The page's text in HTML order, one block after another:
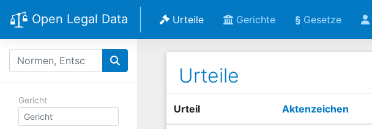
Open Legal Data Urteile Gerichte § Gesetze
Gericht
Urteile
Urteil Aktenzeichen